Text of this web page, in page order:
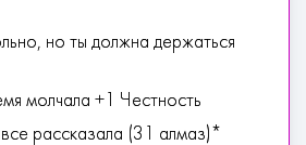
но ты должна держаться
молчала +1 Честность
рассказала (31 алмаз)*